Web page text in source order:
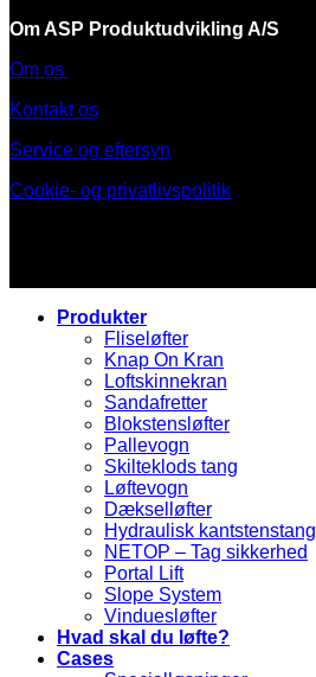
Om ASP Produktudvikling A/S
Om os
Kontakt os
Service og eftersyn
Cookie- og privatlivspolitik
Produkter
Fliseløfter
Knap On Kran
Loftskinnekran
Sandafretter
Blokstensløfter
Pallevogn
Skilteklods tang
Løftevogn
Dækselløfter
Hydraulisk kantstenstang
NETOP – Tag sikkerhed
Portal Lift
Slope System
Vinduesløfter
Hvad skal du løfte?
Cases